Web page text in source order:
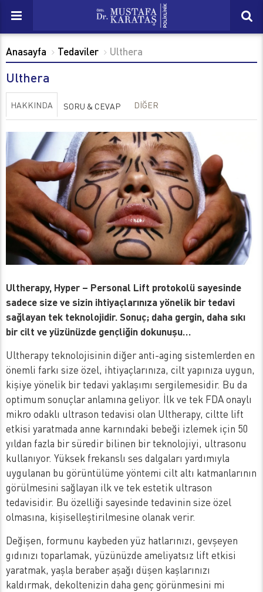
Anasayfa Tedaviler Ulthera
Ulthera
HAKKINDA SORU & CEVAP DİĞER
Ultherapy, Hyper – Personal Lift protokolü sayesinde
sadece size ve sizin ihtiyaçlarınıza yönelik bir tedavi
sağlayan tek teknolojidir. Sonuç; daha gergin, daha sıkı
bir cilt ve yüzünüzde gençliğin dokunuşu…
Ultherapy teknolojisinin diğer anti-aging sistemlerden en
önemli farkı size özel, ihtiyaçlarınıza, cilt yapınıza uygun,
kişiye yönelik bir tedavi yaklaşımı sergilemesidir. Bu da
optimum sonuçlar anlamına geliyor. İlk ve tek FDA onaylı
mikro odaklı ultrason tedavisi olan Ultherapy, ciltte lift
etkisi yaratmada anne karnındaki bebeği izlemek için 50
yıldan fazla bir süredir bilinen bir teknolojiyi, ultrasonu
kullanıyor. Yüksek frekanslı ses dalgaları yardımıyla
uygulanan bu görüntülüme yöntemi cilt altı katmanlarının
görülmesini sağlayan ilk ve tek estetik ultrason
tedavisidir. Bu özelliği sayesinde tedavinin size özel
olmasına, kişiselleştirilmesine olanak verir.
Değişen, formunu kaybeden yüz hatlarınızı, gevşeyen
gıdınızı toparlamak, yüzünüzde ameliyatsız lift etkisi
yaratmak, yaşla beraber aşağı düşen kaşlarınızı
kaldırmak, dekoltenizin daha genç görünmesini mi